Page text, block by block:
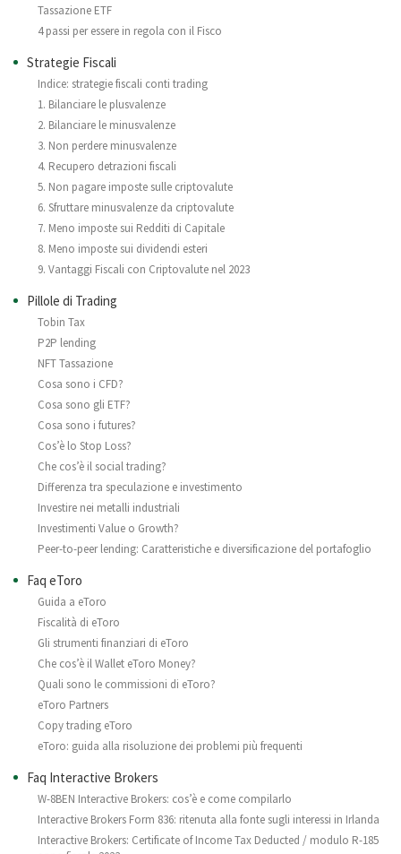
Tassazione ETF
4 passi per essere in regola con il Fisco
Strategie Fiscali
Indice: strategie fiscali conti trading
1. Bilanciare le plusvalenze
2. Bilanciare le minusvalenze
3. Non perdere minusvalenze
4. Recupero detrazioni fiscali
5. Non pagare imposte sulle criptovalute
6. Sfruttare minusvalenze da criptovalute
7. Meno imposte sui Redditi di Capitale
8. Meno imposte sui dividendi esteri
9. Vantaggi Fiscali con Criptovalute nel 2023
Pillole di Trading
Tobin Tax
P2P lending
NFT Tassazione
Cosa sono i CFD?
Cosa sono gli ETF?
Cosa sono i futures?
Cos’è lo Stop Loss?
Che cos’è il social trading?
Differenza tra speculazione e investimento
Investire nei metalli industriali
Investimenti Value o Growth?
Peer-to-peer lending: Caratteristiche e diversificazione del portafoglio
Faq eToro
Guida a eToro
Fiscalità di eToro
Gli strumenti finanziari di eToro
Che cos’è il Wallet eToro Money?
Quali sono le commissioni di eToro?
eToro Partners
Copy trading eToro
eToro: guida alla risoluzione dei problemi più frequenti
Faq Interactive Brokers
W-8BEN Interactive Brokers: cos’è e come compilarlo
Interactive Brokers Form 836: ritenuta alla fonte sugli interessi in Irlanda
Interactive Brokers: Certificate of Income Tax Deducted / modulo R-185